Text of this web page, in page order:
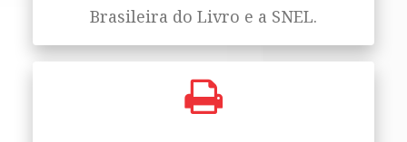
Brasileira do Livro e a SNEL.